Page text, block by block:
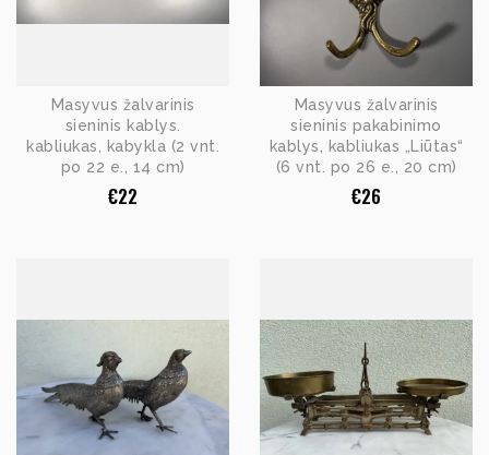
Masyvus žalvarinis
sieninis kablys.
kabliukas, kabykla (2 vnt.
po 22 e., 14 cm)
€22
Masyvus žalvarinis
sieninis pakabinimo
kablys, kabliukas „Liūtas“
(6 vnt. po 26 e., 20 cm)
€26